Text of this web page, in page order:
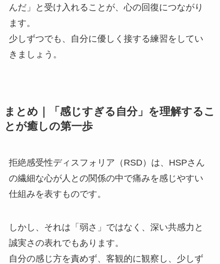
んだ」と受け入れることが、心の回復につながり
ます。
少しずつでも、自分に優しく接する練習をしてい
きましょう。
まとめ｜「感じすぎる自分」を理解するこ
とが癒しの第一歩
拒絶感受性ディスフォリア（RSD）は、HSPさん
の繊細な心が人との関係の中で痛みを感じやすい
仕組みを表すものです。
しかし、それは「弱さ」ではなく、深い共感力と
誠実さの表れでもあります。
自分の感じ方を責めず、客観的に観察し、少しず